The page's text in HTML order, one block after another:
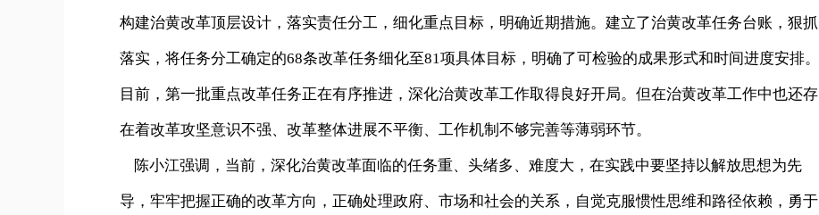
构建治黄改革顶层设计，落实责任分工，细化重点目标，明确近期措施。建立了治黄改革任务台账，狠抓
落实，将任务分工确定的68条改革任务细化至81项具体目标，明确了可检验的成果形式和时间进度安排。
目前，第一批重点改革任务正在有序推进，深化治黄改革工作取得良好开局。但在治黄改革工作中也还存
在着改革攻坚意识不强、改革整体进展不平衡、工作机制不够完善等薄弱环节。
陈小江强调，当前，深化治黄改革面临的任务重、头绪多、难度大，在实践中要坚持以解放思想为先
导，牢牢把握正确的改革方向，正确处理政府、市场和社会的关系，自觉克服惯性思维和路径依赖，勇于